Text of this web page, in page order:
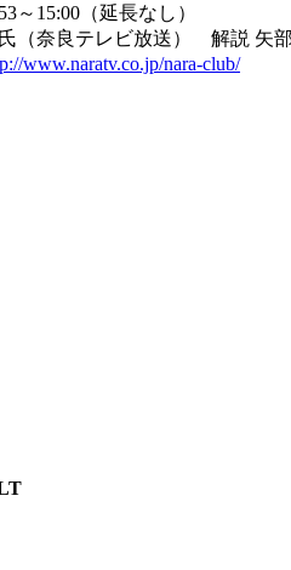
15:00（延長なし）
（奈良テレビ放送） 解説 矢部
www.naratv.co.jp/nara-club/